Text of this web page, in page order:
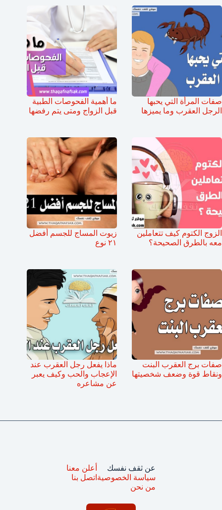
صفات المرأة التي يحبها
الرجل العقرب وما يميزها
ما أهمية الفحوصات الطبية
قبل الزواج ومتى يتم رفضها
الزوج الكتوم كيف تتعاملين
معه بالطرق الصحيحة؟
زيوت المساج للجسم أفضل
٢١ نوع
صفات برج العقرب البنت
ونقاط قوة وضعف شخصيتها
ماذا يفعل رجل العقرب عند
الإعجاب والحب وكيف يعبر
عن مشاعره
عن ثقف نفسك
سياسة الخصوصية
من نحن
أعلن معنا
اتصل بنا